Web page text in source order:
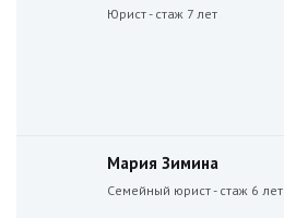
Юрист - стаж 7 лет
Мария Зимина
Семейный юрист - стаж 6 лет